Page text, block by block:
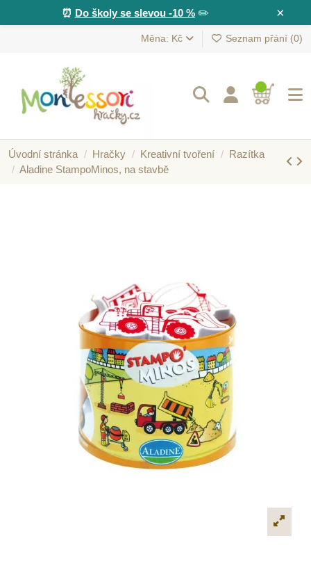
×
⏰ Do školy se slevou -10 %✏️
Měna: Kč Seznam přání (0)
Úvodní stránka Hračky Kreativní tvoření
Razítka
Aladine StampoMinos, na stavbě